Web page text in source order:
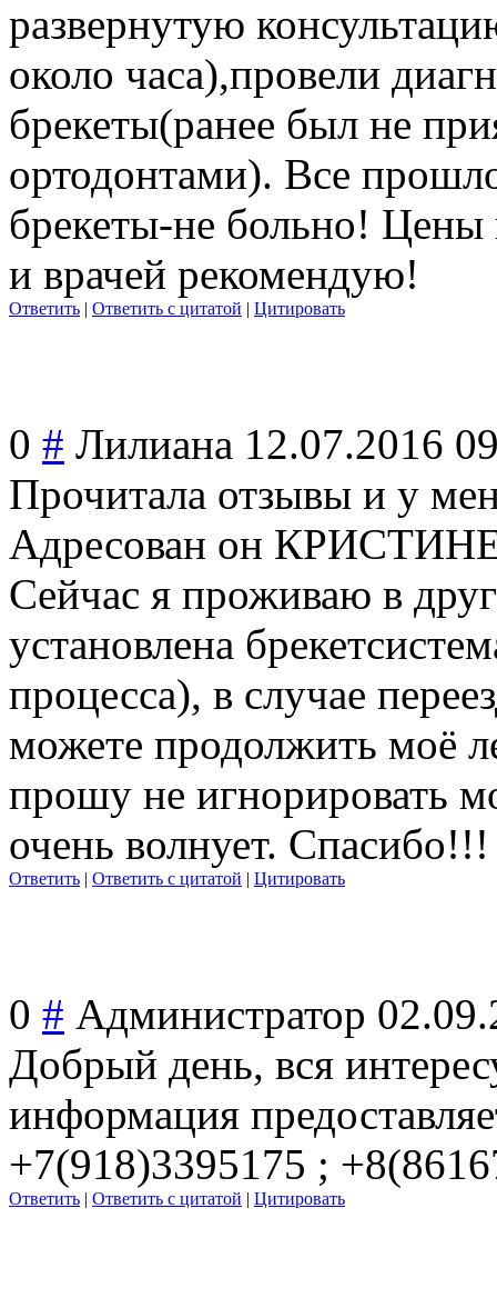
развернутую
около часа),провели
брекеты(ранее был не
ортодонтами). Все
брекеты-не больно!
и врачей рекомендую!
Ответить | Ответить с цитатой | Цитировать
0 # Лилиана 12.07.2016
Прочитала отзывы и у
Адресован он
Сейчас я проживаю в
установлена
процесса), в случае
можете продолжить моё
прошу не игнорировать
очень волнует. Спасибо!!!
Ответить | Ответить с цитатой | Цитировать
0 # Администратор
Добрый день, вся
информация
+7(918)3395175 ;
Ответить | Ответить с цитатой | Цитировать